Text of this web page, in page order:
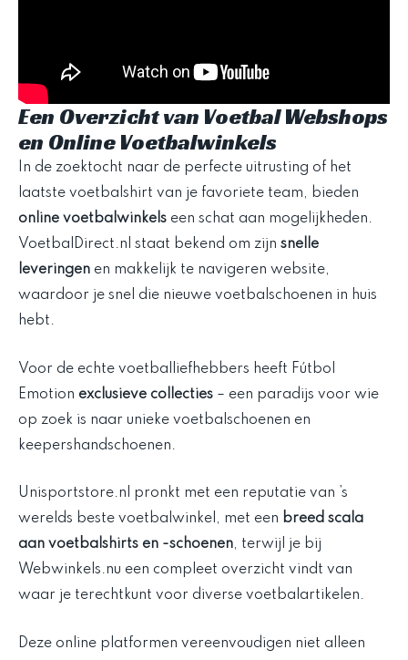
Een Overzicht van Voetbal Webshops
en Online Voetbalwinkels
In de zoektocht naar de perfecte uitrusting of het
laatste voetbalshirt van je favoriete team, bieden
online voetbalwinkels een schat aan mogelijkheden.
VoetbalDirect.nl staat bekend om zijn snelle
leveringen en makkelijk te navigeren website,
waardoor je snel die nieuwe voetbalschoenen in huis
hebt.
Voor de echte voetballiefhebbers heeft Fútbol
Emotion exclusieve collecties – een paradijs voor wie
op zoek is naar unieke voetbalschoenen en
keepershandschoenen.
Unisportstore.nl pronkt met een reputatie van ’s
werelds beste voetbalwinkel, met een breed scala
aan voetbalshirts en -schoenen, terwijl je bij
Webwinkels.nu een compleet overzicht vindt van
waar je terechtkunt voor diverse voetbalartikelen.
Deze online platformen vereenvoudigen niet alleen